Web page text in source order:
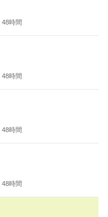
48時間
48時間
48時間
48時間